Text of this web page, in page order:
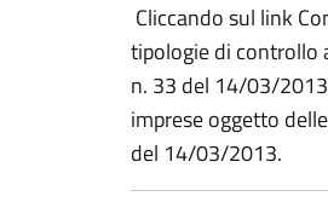
Cliccando sul link
tipologie di controllo
n. 33 del 14/03/
imprese oggetto
del 14/03/2013.